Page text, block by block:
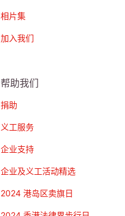
相片集
加入我们
帮助我们
捐助
义工服务
企业支持
企业及义工活动精选
2024 港岛区卖旗日